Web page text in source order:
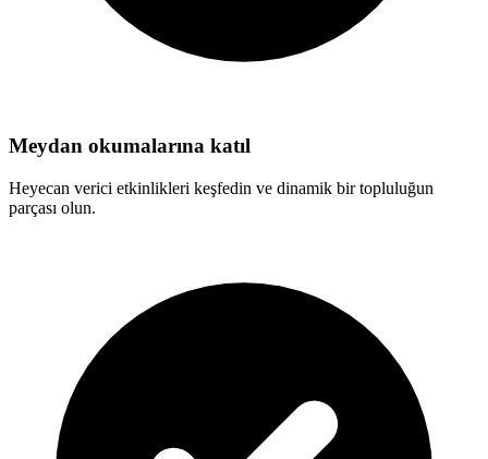
Meydan okumalarına katıl
Heyecan verici etkinlikleri keşfedin ve dinamik bir topluluğun
parçası olun.